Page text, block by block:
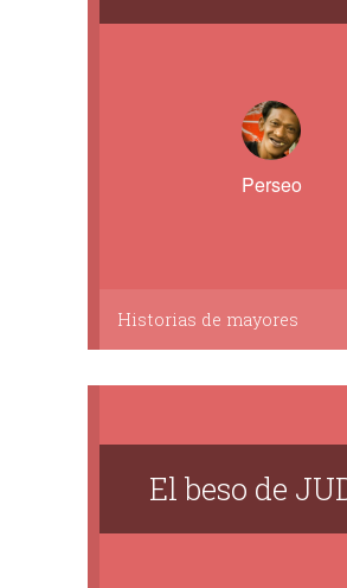
Perseo
Historias de mayores
El beso de